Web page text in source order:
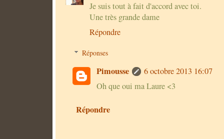
Je suis tout à fait d'accord avec toi.
Une très grande dame
Répondre
Réponses
Pimousse
6 octobre 2013 16:07
Oh que oui ma Laure <3
Répondre